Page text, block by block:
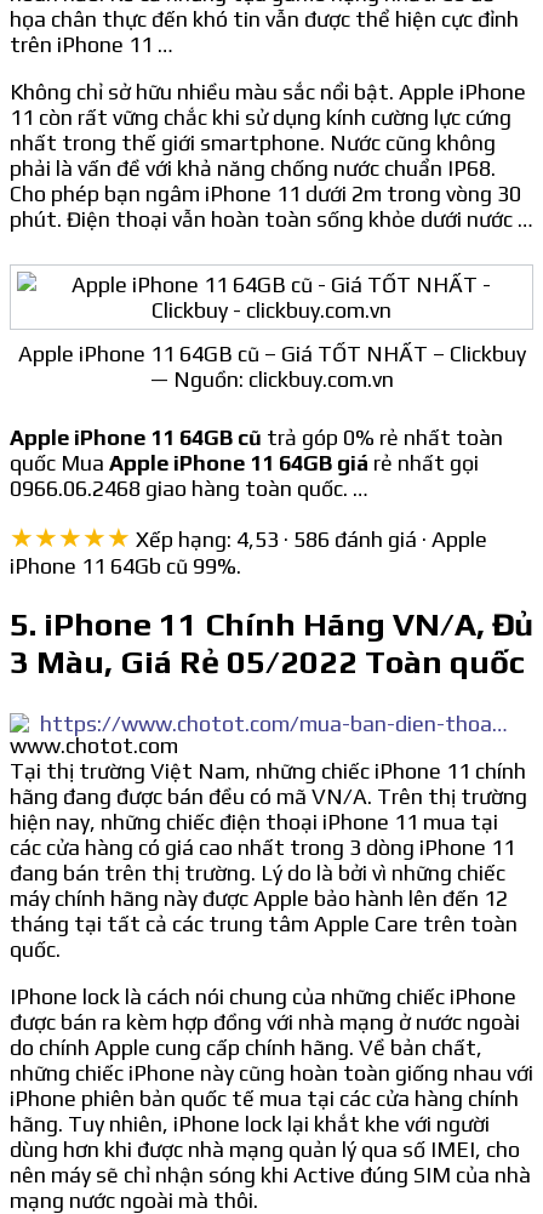
họa chân thực đến khó tin vẫn được thể hiện cực đỉnh
trên iPhone 11 …
Không chỉ sở hữu nhiều màu sắc nổi bật. Apple iPhone
11 còn rất vững chắc khi sử dụng kính cường lực cứng
nhất trong thế giới smartphone. Nước cũng không
phải là vấn đề với khả năng chống nước chuẩn IP68.
Cho phép bạn ngâm iPhone 11 dưới 2m trong vòng 30
phút. Điện thoại vẫn hoàn toàn sống khỏe dưới nước …
Apple iPhone 11 64GB cũ – Giá TỐT NHẤT – Clickbuy
— Nguồn: clickbuy.com.vn
Apple iPhone 11 64GB cũ trả góp 0% rẻ nhất toàn
quốc Mua Apple iPhone 11 64GB giá rẻ nhất gọi
0966.06.2468 giao hàng toàn quốc. …
★★★★★ Xếp hạng: 4,53 · 586 đánh giá · Apple
iPhone 11 64Gb cũ 99%.
5. iPhone 11 Chính Hãng VN/A, Đủ
3 Màu, Giá Rẻ 05/2022 Toàn quốc
https://www.chotot.com/mua-ban-dien-thoai-apple-iphone-11-sdmd1ml1955
Tại thị trường Việt Nam, những chiếc iPhone 11 chính
hãng đang được bán đều có mã VN/A. Trên thị trường
hiện nay, những chiếc điện thoại iPhone 11 mua tại
các cửa hàng có giá cao nhất trong 3 dòng iPhone 11
đang bán trên thị trường. Lý do là bởi vì những chiếc
máy chính hãng này được Apple bảo hành lên đến 12
tháng tại tất cả các trung tâm Apple Care trên toàn
quốc.
IPhone lock là cách nói chung của những chiếc iPhone
được bán ra kèm hợp đồng với nhà mạng ở nước ngoài
do chính Apple cung cấp chính hãng. Về bản chất,
những chiếc iPhone này cũng hoàn toàn giống nhau với
iPhone phiên bản quốc tế mua tại các cửa hàng chính
hãng. Tuy nhiên, iPhone lock lại khắt khe với người
dùng hơn khi được nhà mạng quản lý qua số IMEI, cho
nên máy sẽ chỉ nhận sóng khi Active đúng SIM của nhà
mạng nước ngoài mà thôi.